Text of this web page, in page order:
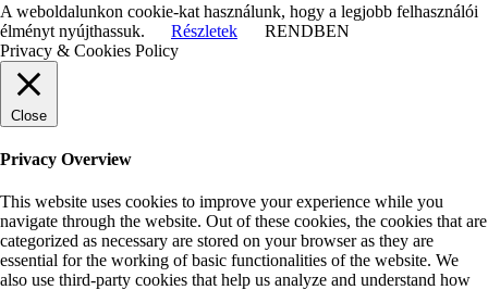
A weboldalunkon cookie-kat használunk, hogy a legjobb felhasználói
élményt nyújthassuk.
Részletek
RENDBEN
Privacy & Cookies Policy
Close
Privacy Overview
This website uses cookies to improve your experience while you
navigate through the website. Out of these cookies, the cookies that are
categorized as necessary are stored on your browser as they are
essential for the working of basic functionalities of the website. We
also use third-party cookies that help us analyze and understand how